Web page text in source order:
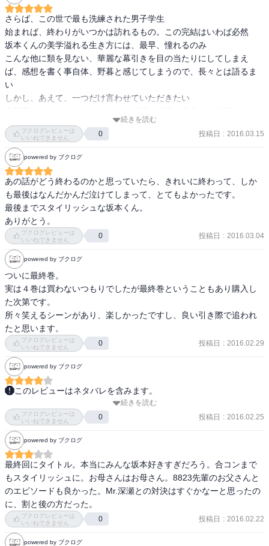
さらば、この世で最も洗練された男子学生
始まれば、終わりがいつかは訪れるもの。この完結はいわば必然
坂本くんの美学溢れる生き方には、最早、憧れるのみ
こんな他に類を見ない、華麗な幕引きを目の当たりにしてしまえ
ば、感想を書く事自体、野暮と感じてしまうので、長々とは語るま
い
しかし、あえて、一つだけ言わせていただきたい
が？』の主役、坂本のこと」と書き加えていただきたい
漫画家は、誰でもなく、自分の作品を超えてこそ本物。佐野先生、
次回作、正直に言えば、一抹の不安こそありますが、楽しみにして
おります。不躾なのを承知で、次回作についての要望を言わせてい
ただきますと、ラブコメが読みたいです
どの話も、坂本の言葉じゃ説明できないクールっぷりが顕著だが、
個人的に、この最終巻だけでなく、全体を通してもズバ抜けている
な、と感じたのは、最終話「さよなら坂本君」だ。送る時も、送ら
れる時も、己らしさを失わぬ、そのアドリブ力、脱帽。また、悪意
の芽を植える術に長けた深瀬先パイとの決着も天晴。邪なるカリス
マとして、キャラが立っていた深瀬先パイだったが、坂本と比較す
れば、所詮、役者が違っていたか
この台詞を引用に選んだのは、これしかない、と感じたからに他な
らない。ここまで、自分の名を口にするだけで絵になる人間も、そ
うは世にいまい
続きを読む
ブクログレビューは
いいねできません
0 投稿日 : 2016.03.15
powered by ブクログ
あの話がどう終わるのかと思っていたら、きれいに終わって、しか
も最後はなんだかんだ泣けてしまって、とてもよかったです。
最後までスタイリッシュな坂本くん。
ありがとう。
ブクログレビューは
いいねできません
0 投稿日 : 2016.03.04
powered by ブクログ
ついに最終巻。
実は４巻は買わないつもりでしたが最終巻ということもあり購入し
た次第です。
所々笑えるシーンがあり、楽しかったですし、良い引き際で追われ
たと思います。
ブクログレビューは
いいねできません
0 投稿日 : 2016.02.29
powered by ブクログ
このレビューはネタバレを含みます。
最終巻で面白さがぶり返した感じ。久保田君のお母さんの話は結構
本気で感動した。坂本君もクラスメイトもセリフが文学的口調でそ
れがこのレトロな感じの絵とミックスして不思議な作風に仕上がっ
てる……
続きを読む
ブクログレビューは
いいねできません
0 投稿日 : 2016.02.25
powered by ブクログ
最終回にタイトル。本当にみんな坂本好きすぎだろう。合コンまで
もスタイリッシュに。お母さんはお母さん。8823先輩のお父さんと
のエピソードも良かった。Mr.深瀬との対決はすぐかなーと思ったの
に、割と後の方だった。
ブクログレビューは
いいねできません
0 投稿日 : 2016.02.22
powered by ブクログ